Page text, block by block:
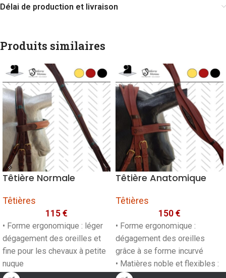
Délai de production et livraison
Produits similaires
Têtière Normale
Têtières
115€
• Forme ergonomique : léger
dégagement des oreilles et
fine pour les chevaux à petite
nuque
Têtière Anatomique
Têtières
150€
• Forme ergonomique :
dégagement des oreilles
grâce à se forme incurvé
• Matières noble et flexibles :